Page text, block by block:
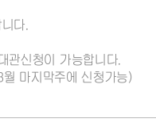
다.
관신청이 가능합니다.
마지막주에 신청가능)